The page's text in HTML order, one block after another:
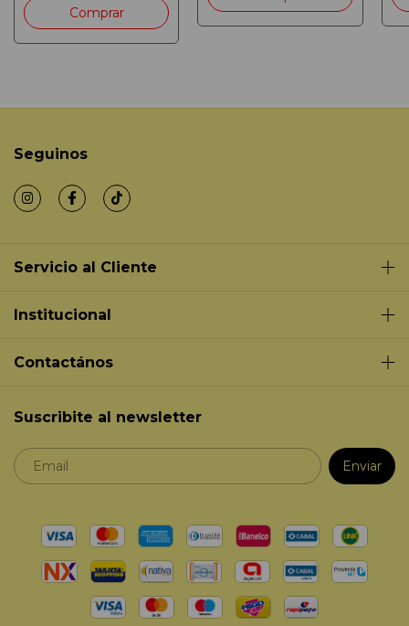
Seguinos
Servicio al Cliente
Institucional
Contactános
Suscribite al newsletter